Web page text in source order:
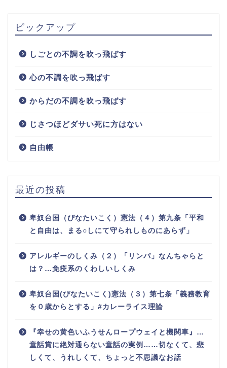
ピックアップ
しごとの不調を吹っ飛ばす
心の不調を吹っ飛ばす
からだの不調を吹っ飛ばす
じさつほどダサい死に方はない
自由帳
最近の投稿
卑奴台国（ぴなたいこく）憲法（４）第九条「平和
と自由は、まる○しにて守られしものにあらず」
アレルギーのしくみ（２）「リンパ」なんちゃらと
は？…免疫系のくわしいしくみ
卑奴台国(ぴなたいこく)憲法（３）第七条「義務教育
を０歳からとする」#カレーライス理論
『幸せの黄色いふうせんロープウェイと機関車』…
童話賞に絶対通らない童話の実例……切なくて、悲
しくて、うれしくて、ちょっと不思議なお話